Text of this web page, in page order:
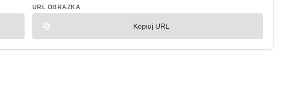
URL OBRAZKA
Kopiuj URL